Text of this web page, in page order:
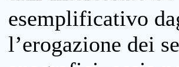
esemplificativo
l’erogazione dei